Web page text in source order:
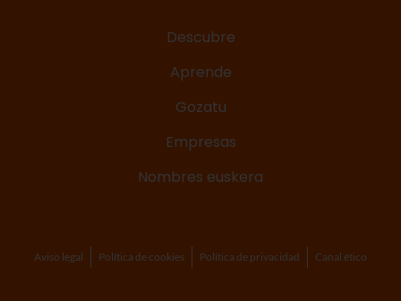
Descubre
Aprende
Gozatu
Empresas
Nombres euskera
Aviso legal Política de cookies Política de privacidad Canal ético